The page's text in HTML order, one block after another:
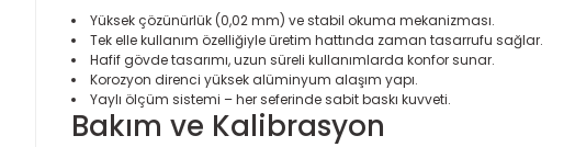
Yüksek çözünürlük (0,02 mm) ve stabil okuma mekanizması.
Tek elle kullanım özelliğiyle üretim hattında zaman tasarrufu sağlar.
Hafif gövde tasarımı, uzun süreli kullanımlarda konfor sunar.
Korozyon direnci yüksek alüminyum alaşım yapı.
Yaylı ölçüm sistemi – her seferinde sabit baskı kuvveti.
Bakım ve Kalibrasyon